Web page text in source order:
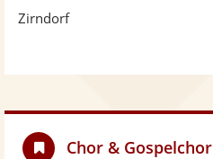
Zirndorf
Chor & Gospelchor